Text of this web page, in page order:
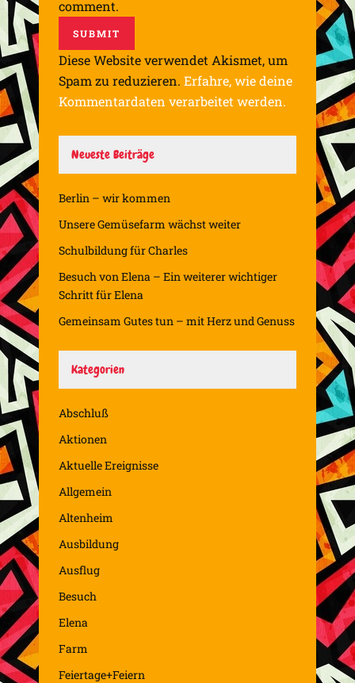
comment.
Diese Website verwendet Akismet, um
Spam zu reduzieren. Erfahre, wie deine
Kommentardaten verarbeitet werden.
Neueste Beiträge
Berlin – wir kommen
Unsere Gemüsefarm wächst weiter
Schulbildung für Charles
Besuch von Elena – Ein weiterer wichtiger
Schritt für Elena
Gemeinsam Gutes tun – mit Herz und Genuss
Kategorien
Abschluß
Aktionen
Aktuelle Ereignisse
Allgemein
Altenheim
Ausbildung
Ausflug
Besuch
Elena
Farm
Feiertage+Feiern